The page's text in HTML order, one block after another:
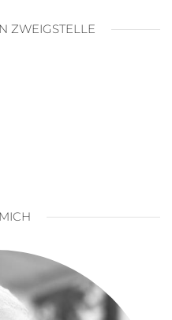
ZWEIGSTELLE